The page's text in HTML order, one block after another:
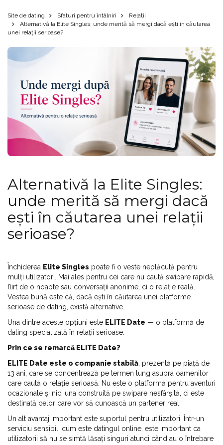
Site de dating Sfaturi pentru întâlniri
Relații
Alternativă la Elite Singles: unde merită să mergi dacă ești în căutarea
unei relații serioase?
Alternativă la Elite Singles:
unde merită să mergi dacă
ești în căutarea unei relații
serioase?
Închiderea Elite Singles poate fi o veste neplăcută pentru
mulți utilizatori. Mai ales pentru cei care nu caută swipare rapidă,
flirt de o noapte sau conversații anonime, ci o relație reală.
Vestea bună este că, dacă ești în căutarea unei platforme
serioase de dating, există alternative.
Una dintre aceste opțiuni este ELITE Date — o platformă de
dating specializată în relații serioase.
Prin ce se remarcă ELITE Date?
ELITE Date este o companie stabilă, prezentă pe piață de
13 ani, care se concentrează pe termen lung asupra oamenilor
care caută o relație serioasă. Nu este o platformă pentru aventuri
ocazionale și nici una construită pe swipare nesfârșită, ci este
destinată celor care vor să cunoască un partener real.
Un alt avantaj important este suportul pentru utilizatori. Într-un
serviciu sensibil, cum este datingul online, este important ca
utilizatorii să nu se simtă lăsați singuri atunci când au o întrebare